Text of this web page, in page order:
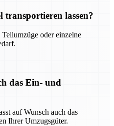
lassen?
oder einzelne
das Ein- und
auf Wunsch auch das
Ihrer Umzugsgüter.